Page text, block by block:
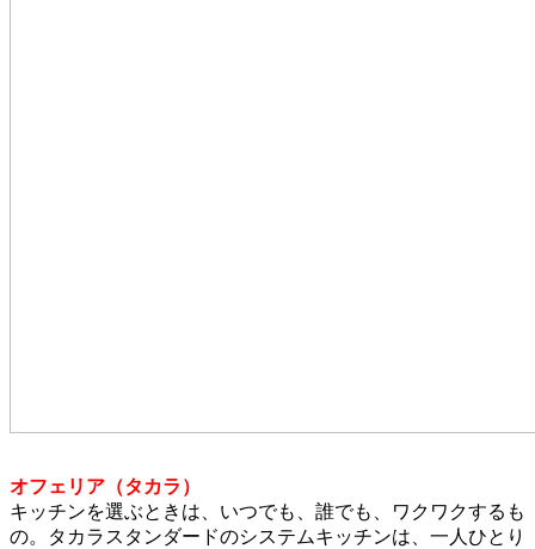
オフェリア（タカラ）
キッチンを選ぶときは、いつでも、誰でも、ワクワクするも
の。タカラスタンダードのシステムキッチンは、一人ひとり